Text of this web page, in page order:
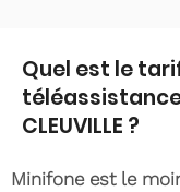
Quel est le
CLEUVILLE ?
Minifone est le